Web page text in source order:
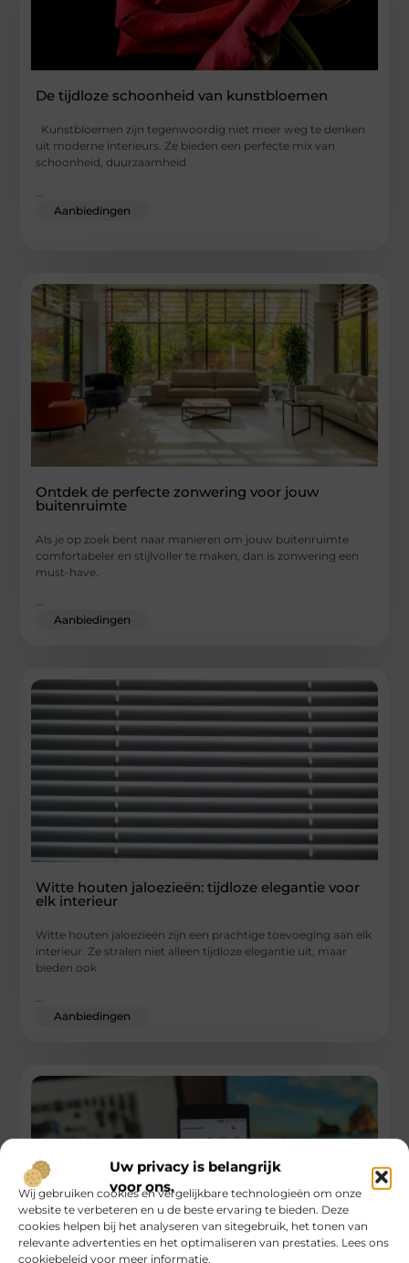
Uw privacy is belangrijk
voor ons.
Wij gebruiken cookies en vergelijkbare technologieën om onze
website te verbeteren en u de beste ervaring te bieden. Deze
cookies helpen bij het analyseren van sitegebruik, het tonen van
relevante advertenties en het optimaliseren van prestaties. Lees ons
cookiebeleid voor meer informatie.
De tijdloze schoonheid van kunstbloemen
Kunstbloemen zijn tegenwoordig niet meer weg te denken
uit moderne interieurs. Ze bieden een perfecte mix van
schoonheid, duurzaamheid
Aanbiedingen
Ontdek de perfecte zonwering voor jouw
buitenruimte
Als je op zoek bent naar manieren om jouw buitenruimte
comfortabeler en stijlvoller te maken, dan is zonwering een
must-have.
...
Aanbiedingen
Witte houten jaloezieën: tijdloze elegantie voor
elk interieur
Witte houten jaloezieën zijn een prachtige toevoeging aan elk
interieur. Ze stralen niet alleen tijdloze elegantie uit, maar
bieden ook
Aanbiedingen